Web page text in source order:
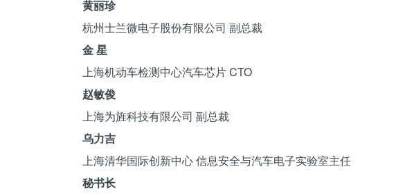
黄丽珍
杭州士兰微电子股份有限公司 副总裁
金 星
上海机动车检测中心汽车芯片 CTO
赵敏俊
上海为旌科技有限公司 副总裁
乌力吉
上海清华国际创新中心 信息安全与汽车电子实验室主任
秘书长